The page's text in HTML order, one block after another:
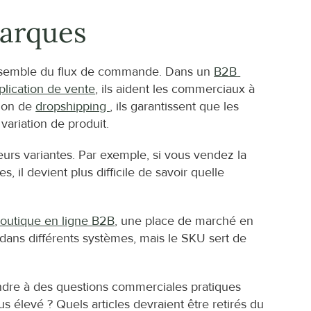
du flux de commande. Dans un B2B
de vente, ils aident les commerciaux à
de dropshipping , ils garantissent que les
de produit.
variantes. Par exemple, si vous vendez la
il devient plus difficile de savoir quelle
en ligne B2B, une place de marché en
différents systèmes, mais le SKU sert de
à des questions commerciales pratiques
élevé ? Quels articles devraient être retirés du